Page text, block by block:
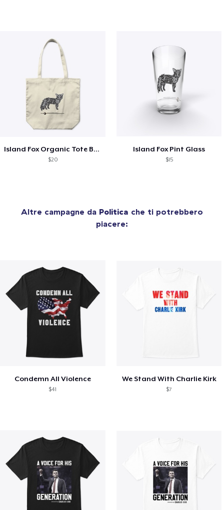
Island Fox Organic Tote Bag
$20
Island Fox Pint Glass
$15
Altre campagne da Politica che ti potrebbero
piacere:
Condemn All Violence
$41
We Stand With Charlie Kirk
$7